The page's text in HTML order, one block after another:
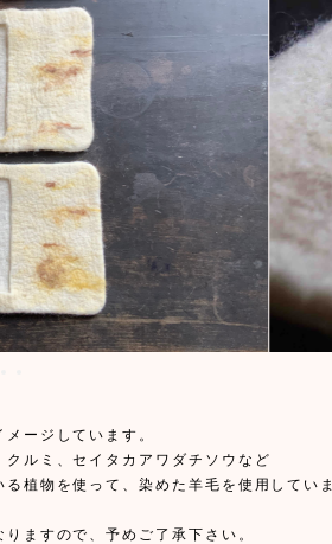
ージしています。
クルミ、セイタカアワダチソウなど
植物を使って、染めた羊毛を使用してい
ますので、予めご了承下さい。